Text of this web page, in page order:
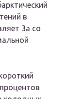
в
3a со